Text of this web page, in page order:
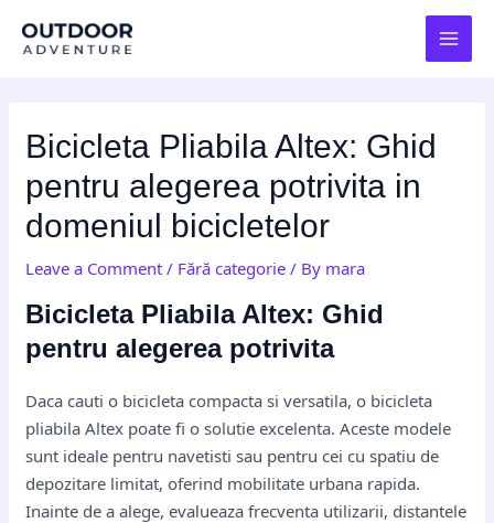
Bicicleta Pliabila Altex: Ghid
pentru alegerea potrivita in
domeniul bicicletelor
Leave a Comment / Fără categorie / By mara
Bicicleta Pliabila Altex: Ghid
pentru alegerea potrivita
Daca cauti o bicicleta compacta si versatila, o bicicleta
pliabila Altex poate fi o solutie excelenta. Aceste modele
sunt ideale pentru navetisti sau pentru cei cu spatiu de
depozitare limitat, oferind mobilitate urbana rapida.
Inainte de a alege, evalueaza frecventa utilizarii, distantele
navigation